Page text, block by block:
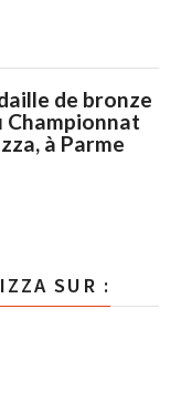
de bronze
Championnat
à Parme
SUR :